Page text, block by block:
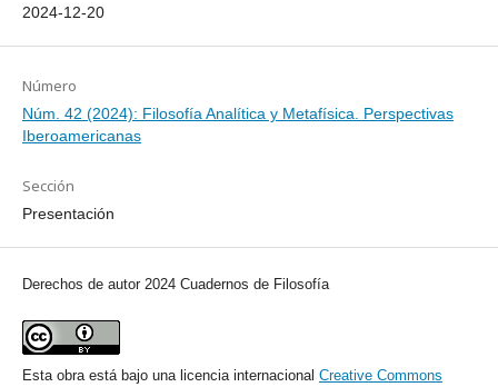
2024-12-20
Número
Núm. 42 (2024): Filosofía Analítica y Metafísica. Perspectivas
Iberoamericanas
Sección
Presentación
Derechos de autor 2024 Cuadernos de Filosofía
Esta obra está bajo una licencia internacional Creative Commons